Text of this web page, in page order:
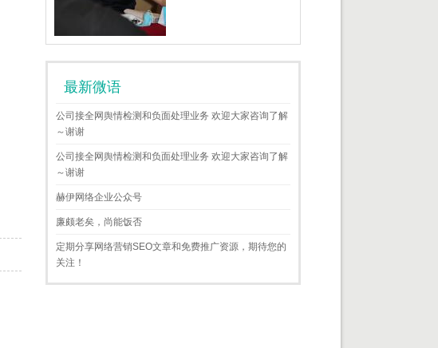
最新微语
公司接全网舆情检测和负面处理业务 欢迎大家咨询了解
～谢谢
公司接全网舆情检测和负面处理业务 欢迎大家咨询了解
～谢谢
赫伊网络企业公众号
廉颇老矣，尚能饭否
定期分享网络营销SEO文章和免费推广资源，期待您的
关注！